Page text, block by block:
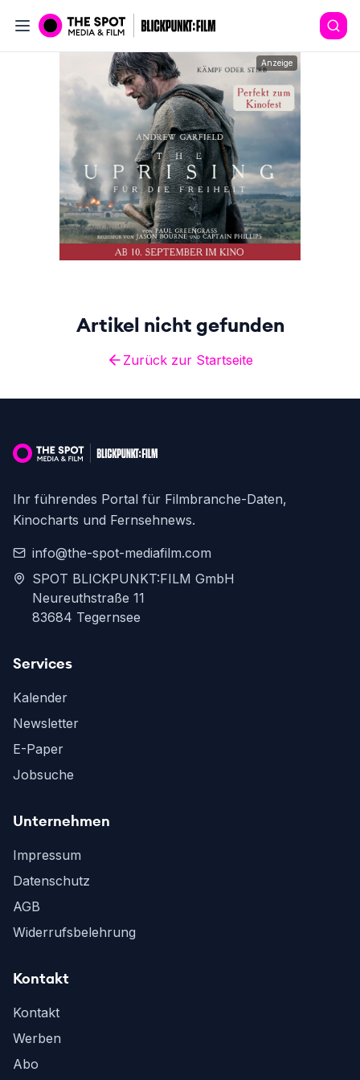
Anzeige
Artikel nicht gefunden
Zurück zur Startseite
Ihr führendes Portal für Filmbranche-Daten,
Kinocharts und Fernsehnews.
info@the-spot-mediafilm.com
SPOT BLICKPUNKT:FILM GmbH
Neureuthstraße 11
83684 Tegernsee
Services
Kalender
Newsletter
E-Paper
Jobsuche
Unternehmen
Impressum
Datenschutz
AGB
Widerrufsbelehrung
Kontakt
Kontakt
Werben
Abo